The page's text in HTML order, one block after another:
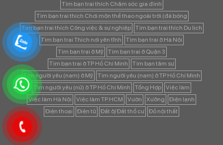
Tìm bạn trai thích Chăm sóc gia đình
Tìm bạn trai thích Chơi môn thể thao ngoài trời (đá bóng
Tìm bạn trai thích Công việc & sự nghiệp
Tìm bạn trai thích Du lịch
Tìm bạn trai Thích nơi yên tĩnh
Tìm bạn trai ở Hà Nội
Tìm bạn trai ở Mỹ
Tìm bạn trai ở Quận 3
Tìm bạn trai ở TP Hồ Chí Minh
Tìm bạn tâm sự
Tìm người yêu (nam) ở Mỹ
Tìm người yêu (nam) ở TP Hồ Chí Minh
Tìm người yêu (nữ) ở TP Hồ Chí Minh
Tổng Hợp
Việc làm
Việc làm Hà Nội
Việc làm TP.HCM Vườn Xưởng
Điện lạnh
Điện thoại
Điện tử Đất ở/ Đất thổ cư Đồ nội thất